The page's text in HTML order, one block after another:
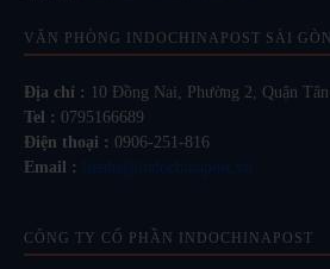
VĂN PHÒNG INDOCHINAPOST SÀI
Địa chỉ : 10 Đồng Nai, Phường 2, Quận
Tel : 0795166689
Điện thoại : 0906-251-816
Email :
lienhe@indochinapost.vn
CÔNG TY CỔ PHẦN INDOCHINAPOST